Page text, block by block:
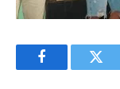
Facebook